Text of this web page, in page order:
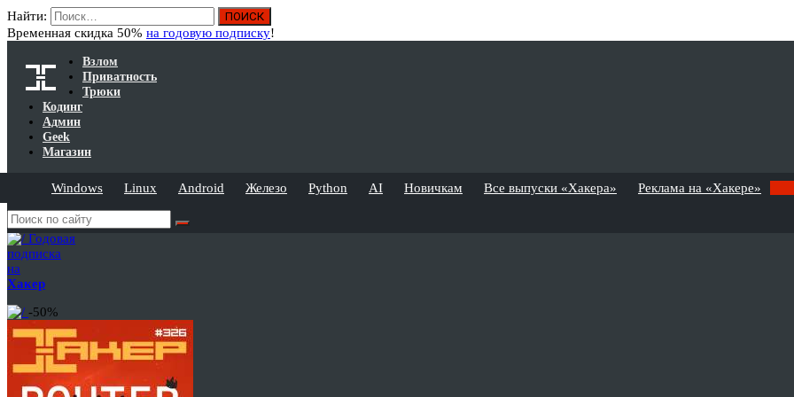
Найти:
Временная скидка 50% на годовую подписку!
Взлом
Приватность
Трюки
Кодинг
Админ
Geek
Магазин
Windows Linux Android Железо Python AI Новичкам Все выпуски «Хакера» Реклама на «Хакере»
Годовая
подписка
на
Хакер
-50%